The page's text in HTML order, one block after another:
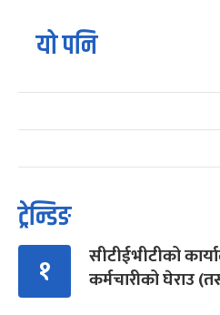
यो पनि
ट्रेन्डिङ
१
सीटीईभीटीको
कर्मचारीको घेराउ